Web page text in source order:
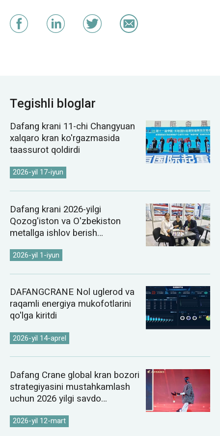
Tegishli bloglar
Dafang krani 11-chi Changyuan
xalqaro kran ko'rgazmasida
taassurot qoldirdi
2026-yil 17-iyun
Dafang krani 2026-yilgi
Qozog'iston va O'zbekiston
metallga ishlov berish
2026-yil 1-iyun
DAFANGCRANE Nol uglerod va
raqamli energiya mukofotlarini
qo'lga kiritdi
2026-yil 14-aprel
Dafang Crane global kran bozori
strategiyasini mustahkamlash
uchun 2026 yilgi savdo
2026-yil 12-mart